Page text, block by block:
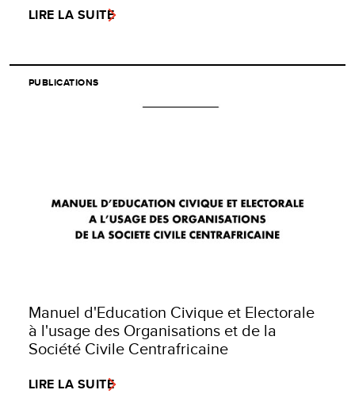
LIRE LA SUITE
PUBLICATIONS
Manuel d'Education Civique et Electorale
à l'usage des Organisations et de la
Société Civile Centrafricaine
LIRE LA SUITE